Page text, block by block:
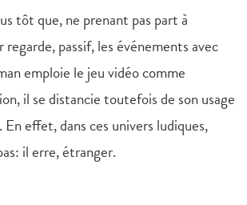
tôt que, ne prenant pas part à
regarde, passif, les événements avec
emploie le jeu vidéo comme
il se distancie toutefois de son usage
effet, dans ces univers ludiques,
il erre, étranger.